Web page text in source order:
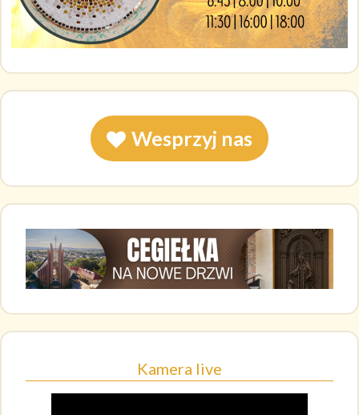
Wesprzyj nas
Kamera live